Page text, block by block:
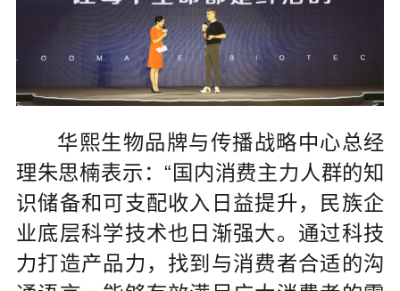
华熙生物品牌与传播战略中心总经
理朱思楠表示：“国内消费主力人群的知
识储备和可支配收入日益提升，民族企
业底层科学技术也日渐强大。通过科技
力打造产品力，找到与消费者合适的沟